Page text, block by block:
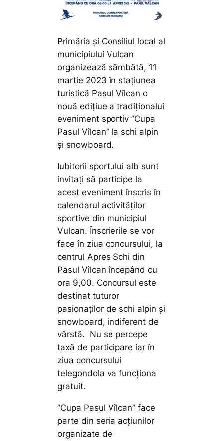
Primăria și Consiliul local al
municipiului Vulcan
organizează sâmbătă, 11
martie 2023 în stațiunea
turistică Pasul Vîlcan o
nouă edițiue a tradiționalui
eveniment sportiv ”Cupa
Pasul Vîlcan” la schi alpin
și snowboard.
Iubitorii sportului alb sunt
invitați să participe la
acest eveniment înscris în
calendarul activităților
sportive din municipiul
Vulcan. Înscrierile se vor
face în ziua concursului, la
centrul Apres Schi din
Pasul Vîlcan începând cu
ora 9,00. Concursul este
destinat tuturor
pasionaților de schi alpin și
snowboard, indiferent de
vârstă. Nu se percepe
taxă de participare iar în
ziua concursului
telegondola va funcționa
gratuit.
”Cupa Pasul Vîlcan” face
parte din seria acțiunilor
organizate de